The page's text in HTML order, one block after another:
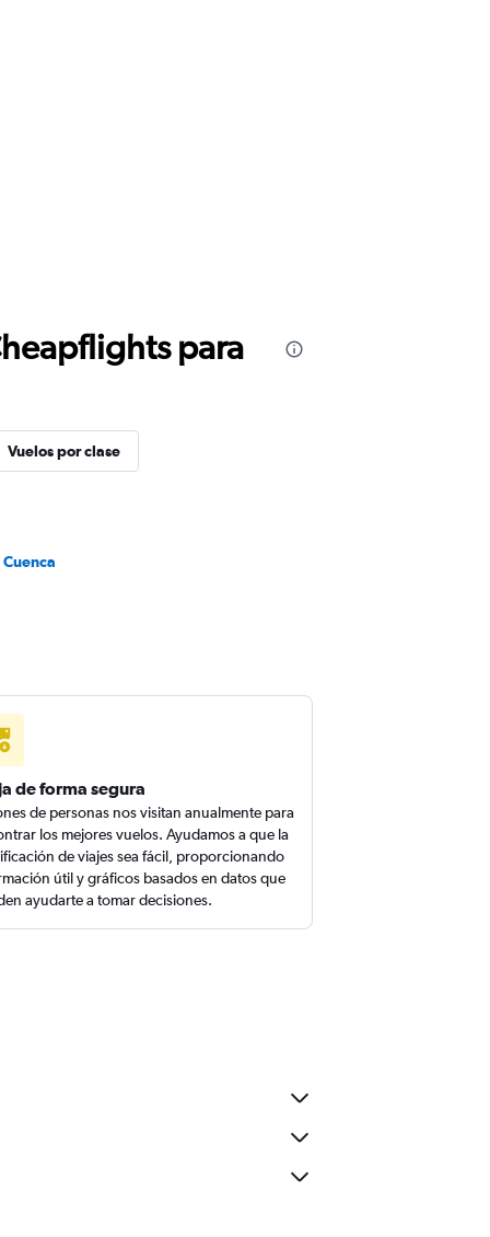
para
Vuelos por clase
Cuenca
de forma segura
de personas nos visitan anualmente para
los mejores vuelos. Ayudamos a que la
de viajes sea fácil, proporcionando
útil y gráficos basados en datos que
ayudarte a tomar decisiones.